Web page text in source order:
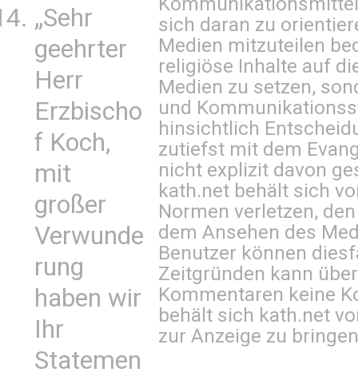
„Sehr
geehrter
Herr
Erzbischo
f Koch,
mit
großer
Verwunde
rung
haben wir
Ihr
Statemen
sich daran zu
Medien mitzuteilen
religiöse Inhalte auf
Medien zu setzen,
und
hinsichtlich
zutiefst mit dem
nicht explizit davon
kath.net behält sich
Normen verletzen,
dem Ansehen des
Benutzer können
Zeitgründen kann
Kommentaren keine
behält sich kath.net
zur Anzeige zu